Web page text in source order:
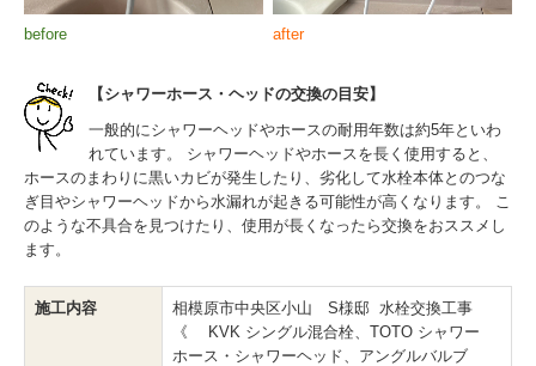
before after
【シャワーホース・ヘッドの交換の目安】
一般的にシャワーヘッドやホースの耐用年数は約5年といわ
れています。 シャワーヘッドやホースを長く使用すると、
ホースのまわりに黒いカビが発生したり、劣化して水栓本体とのつな
ぎ目やシャワーヘッドから水漏れが起きる可能性が高くなります。 こ
のような不具合を見つけたり、使用が長くなったら交換をおススメし
ます。
施工内容
相模原市中央区小山 S様邸 水栓交換工事
《 KVK シングル混合栓、TOTO シャワー
ホース・シャワーヘッド、アングルバルブ